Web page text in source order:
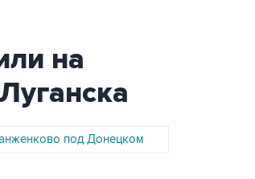
на
под Донецком